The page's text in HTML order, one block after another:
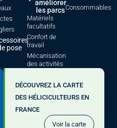
DÉCOUVREZ LA CARTE
DES HÉLICICULTEURS EN
FRANCE
Voir la carte
pose
améliorer
les parcs
Matériels
facultatifs
Confort de
travail
Mécanisation
des activités
Consommables